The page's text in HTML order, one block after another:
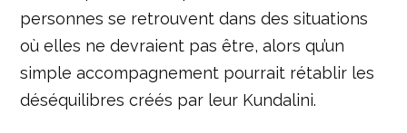
personnes se retrouvent dans des situations
où elles ne devraient pas être, alors qu’un
simple accompagnement pourrait rétablir les
déséquilibres créés par leur Kundalini.